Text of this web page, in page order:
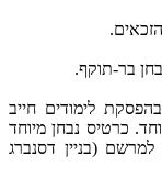
בר-תוקף.
לימודים חייב
כרטיס נבחן מיוחד
(בניין דסנברג